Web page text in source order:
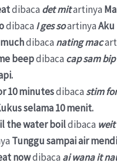
dibaca det mitartinya
dibaca I ges soartinya
dibaca nating mac
beepdibaca cap sam bip
10 minutesdibacastim
selama 10 menit.
the water boildibaca
Tunggu sampai air
nowdibaca ai wana it